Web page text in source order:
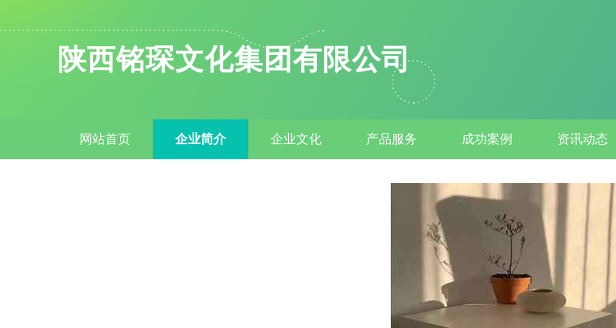
陕西铭琛文化集团有限公司
网站首页 企业简介 企业文化 产品服务 成功案例 资讯动态